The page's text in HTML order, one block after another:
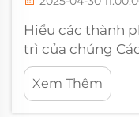
Hiểu các thành
trì của chúng
hỏi sự chú ý
động trơn tru có
phận chính như
Xem Thêm